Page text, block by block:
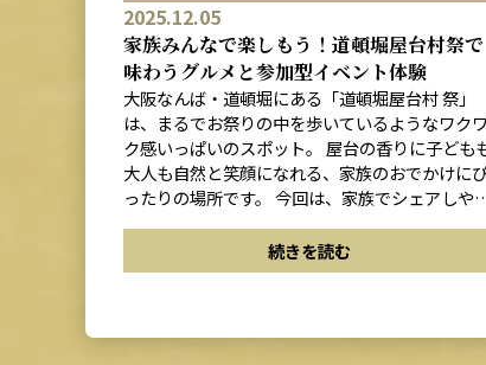
2025.12.05
家族みんなで楽しもう！道頓堀屋台村祭で
味わうグルメと参加型イベント体験
大阪なんば・道頓堀にある「道頓堀屋台村 祭」
は、まるでお祭りの中を歩いているようなワクワ
ク感いっぱいのスポット。 屋台の香りに子ども
大人も自然と笑顔になれる、家族のおでかけに
ったりの場所です。 今回は、家族でシェアしや
続きを読む